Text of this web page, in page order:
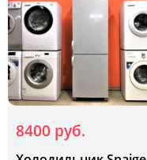
8400 руб.